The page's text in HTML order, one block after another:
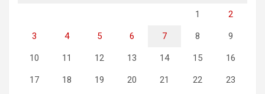
1 2
3 4 5 6 7 8 9
10 11 12 13 14 15 16
17 18 19 20 21 22 23